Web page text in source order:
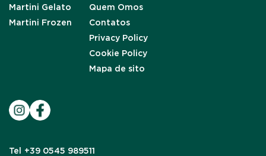
Martini Gelato
Martini Frozen
Quem Omos
Contatos
Privacy Policy
Cookie Policy
Mapa de sito
Tel
+39 0545 989511